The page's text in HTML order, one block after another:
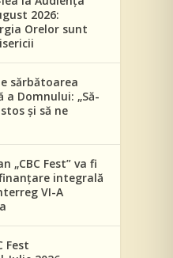
2026:
Orelor sunt
sărbătoarea
a Domnului: „Să-
și să ne
„CBC Fest” va fi
integrală
VI-A
Fest